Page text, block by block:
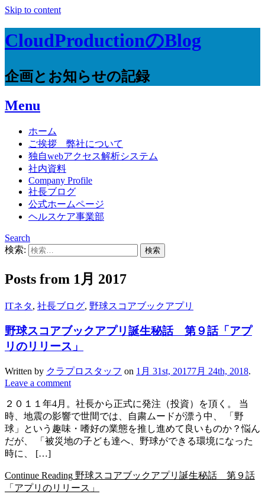
Skip to content
CloudProductionのBlog
企画とお知らせの記録
Menu
ホーム
ご挨拶 弊社について
独自webアクセス解析システム
社内資料
Company Profile
社長ブログ
公式ホームページ
ヘルスケア事業部
Search
検索:
Posts from 1月 2017
ITネタ, 社長ブログ, 野球スコアブックアプリ
野球スコアブックアプリ誕生秘話 第９話「アプ
リのリリース」
Written by クラプロスタッフ on 1月 31st, 20177月 24th, 2018.
Leave a comment
２０１１年4月。社長から正式に発注（投資）を頂く。 当
時、地震の影響で世間では、自粛ムードが漂う中、 「野
球」という趣味・嗜好の業態を推し進めて良いものか？悩ん
だが、 「被災地の子ども達へ、野球ができる環境になった
時に、 […]
Continue Reading 野球スコアブックアプリ誕生秘話 第９話
「アプリのリリース」